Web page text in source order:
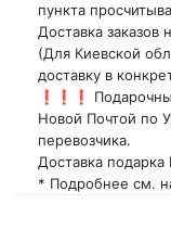
пункта
Доставка
(Для Киевской
доставку в
❗❗❗
Новой Почтой по
перевозчика.
Доставка
* Подробнее см.